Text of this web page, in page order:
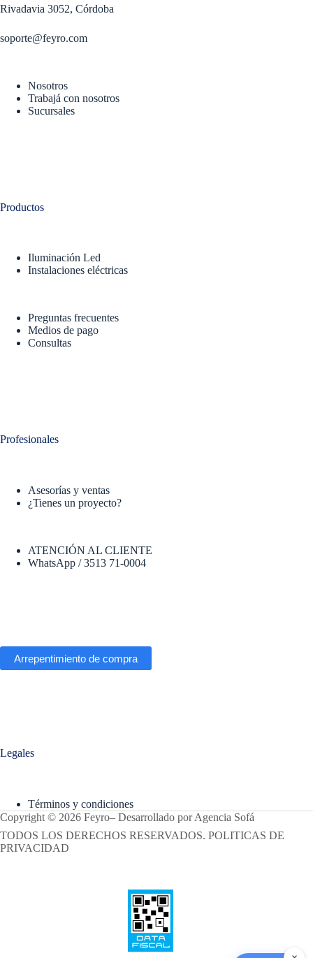
Rivadavia 3052, Córdoba
soporte@feyro.com
Nosotros
Trabajá con nosotros
Sucursales
Productos
Iluminación Led
Instalaciones eléctricas
Preguntas frecuentes
Medios de pago
Consultas
Profesionales
Asesorías y ventas
¿Tienes un proyecto?
ATENCIÓN AL CLIENTE
WhatsApp / 3513 71-0004
Arrepentimiento de compra
Legales
Términos y condiciones
Copyright © 2026 Feyro– Desarrollado porAgencia Sofá
TODOS LOS DERECHOS RESERVADOS. POLITICAS DE
PRIVACIDAD